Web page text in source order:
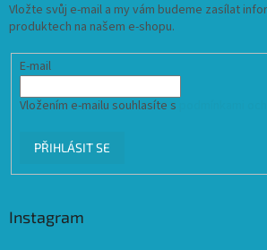
Vložte svůj e-mail a my vám budeme zasílat
produktech na našem e-shopu.
E-mail
Vložením e-mailu souhlasíte s
PŘIHLÁSIT SE
Instagram